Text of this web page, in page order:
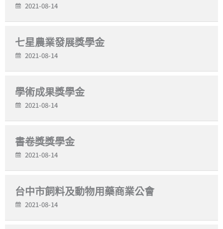
2021-08-14
七星農業發展獎學金
2021-08-14
學術成果獎學金
2021-08-14
書卷獎獎學金
2021-08-14
台中市飼料及動物用藥商業公會
2021-08-14